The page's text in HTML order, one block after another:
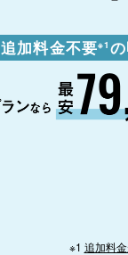
追加料金不要※1
※1 追加料